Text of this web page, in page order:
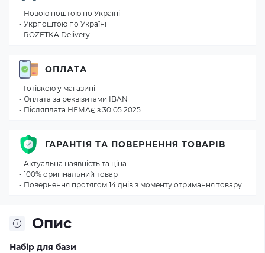
Опис
Набір для бази
- Новою поштою по Україні
- Укрпоштою по Україні
- ROZETKA Delivery
ОПЛАТА
- Готівкою у магазині
- Оплата за реквізитами IBAN
- Післяплата НЕМАЄ з 30.05.2025
ГАРАНТІЯ ТА ПОВЕРНЕННЯ ТОВАРІВ
- Актуальна наявність та ціна
- 100% оригінальний товар
- Повернення протягом 14 днів з моменту отримання товару